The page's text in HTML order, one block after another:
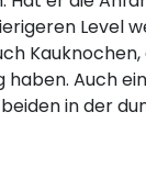
Level
Auch
in der